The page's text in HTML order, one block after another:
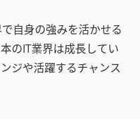
自身の強みを活かせる
のIT業界は成長してい
ジや活躍するチャンス